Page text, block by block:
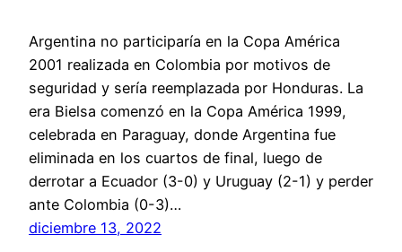
Argentina no participaría en la Copa América
2001 realizada en Colombia por motivos de
seguridad y sería reemplazada por Honduras. La
era Bielsa comenzó en la Copa América 1999,
celebrada en Paraguay, donde Argentina fue
eliminada en los cuartos de final, luego de
derrotar a Ecuador (3-0) y Uruguay (2-1) y perder
ante Colombia (0-3)…
diciembre 13, 2022